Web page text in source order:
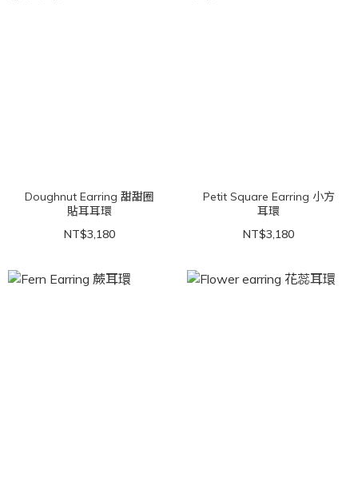
Doughnut Earring 甜甜圈
貼耳耳環
NT$3,180
Petit Square Earring 小方
耳環
NT$3,180